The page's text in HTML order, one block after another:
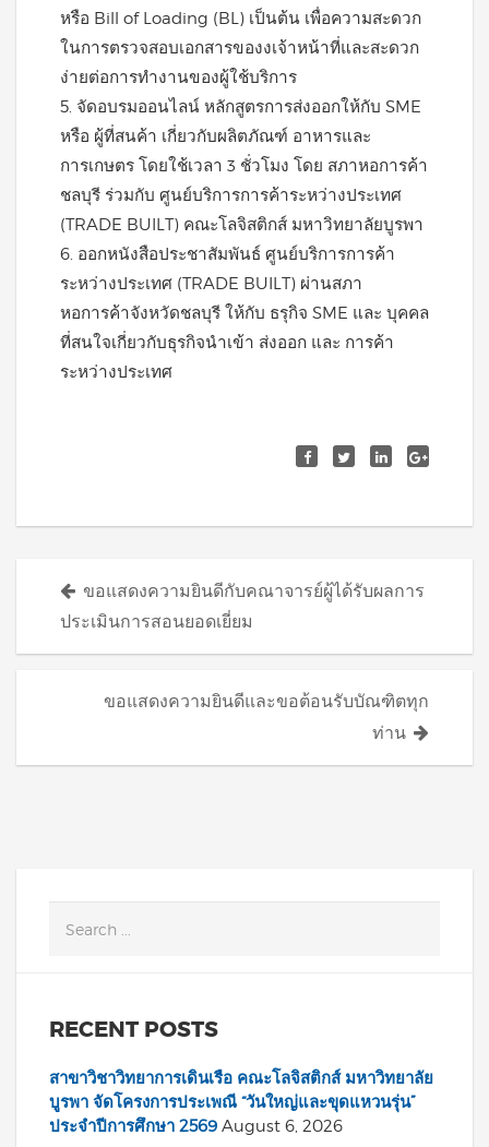
หรือ Bill of Loading (BL) เป็นต้น เพื่อความสะดวก
ในการตรวจสอบเอกสารของงเจ้าหน้าที่และสะดวก
ง่ายต่อการทำงานของผู้ใช้บริการ
5. จัดอบรมออนไลน์ หลักสูตรการส่งออกให้กับ SME
หรือ ผู้ที่สนค้า เกี่ยวกับผลิตภัณฑ์ อาหารและ
การเกษตร โดยใช้เวลา 3 ชั่วโมง โดย สภาหอการค้า
ชลบุรี ร่วมกับ ศูนย์บริการการค้าระหว่างประเทศ
(TRADE BUILT) คณะโลจิสติกส์ มหาวิทยาลัยบูรพา
6. ออกหนังสือประชาสัมพันธ์ ศูนย์บริการการค้า
ระหว่างประเทศ (TRADE BUILT) ผ่านสภา
หอการค้าจังหวัดชลบุรี ให้กับ ธรุกิจ SME และ บุคคล
ที่สนใจเกี่ยวกับธุรกิจนำเข้า ส่งออก และ การค้า
ระหว่างประเทศ
Posts
navigation
ขอแสดงความยินดีกับคณาจารย์ผู้ได้รับผลการ
ประเมินการสอนยอดเยี่ยม
ขอแสดงความยินดีและขอต้อนรับบัณฑิตทุก
ท่าน
RECENT POSTS
สาขาวิชาวิทยาการเดินเรือ คณะโลจิสติกส์ มหาวิทยาลัย
บูรพา จัดโครงการประเพณี “วันใหญ่และขุดแหวนรุ่น”
ประจำปีการศึกษา 2569 August 6, 2026